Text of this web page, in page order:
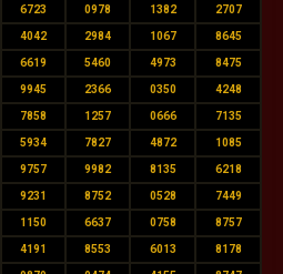
6723 0978 1382 2707
4042 2984 1067 8645
6619 5460 4973 8475
9945 2366 0350 4248
7858 1257 0666 7135
5934 7827 4872 1085
9757 9982 8135 6218
9231 8752 0528 7449
1150 6637 0758 8757
4191 8553 6013 8178